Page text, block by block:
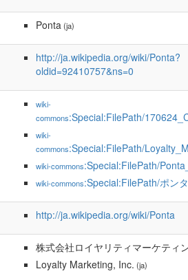
Ponta(ja)
http://ja.wikipedia.org/wiki/Ponta?
oldid=92410757&ns=0
wiki-
commons:Special:FilePath/
wiki-
commons:Special:FilePath/
wiki-commons:Special:FilePath/
wiki-commons:Special:FilePath/ポン
http://ja.wikipedia.org/wiki/Ponta
株式会社ロイヤリティマーケティ
Loyalty Marketing, Inc. (ja)